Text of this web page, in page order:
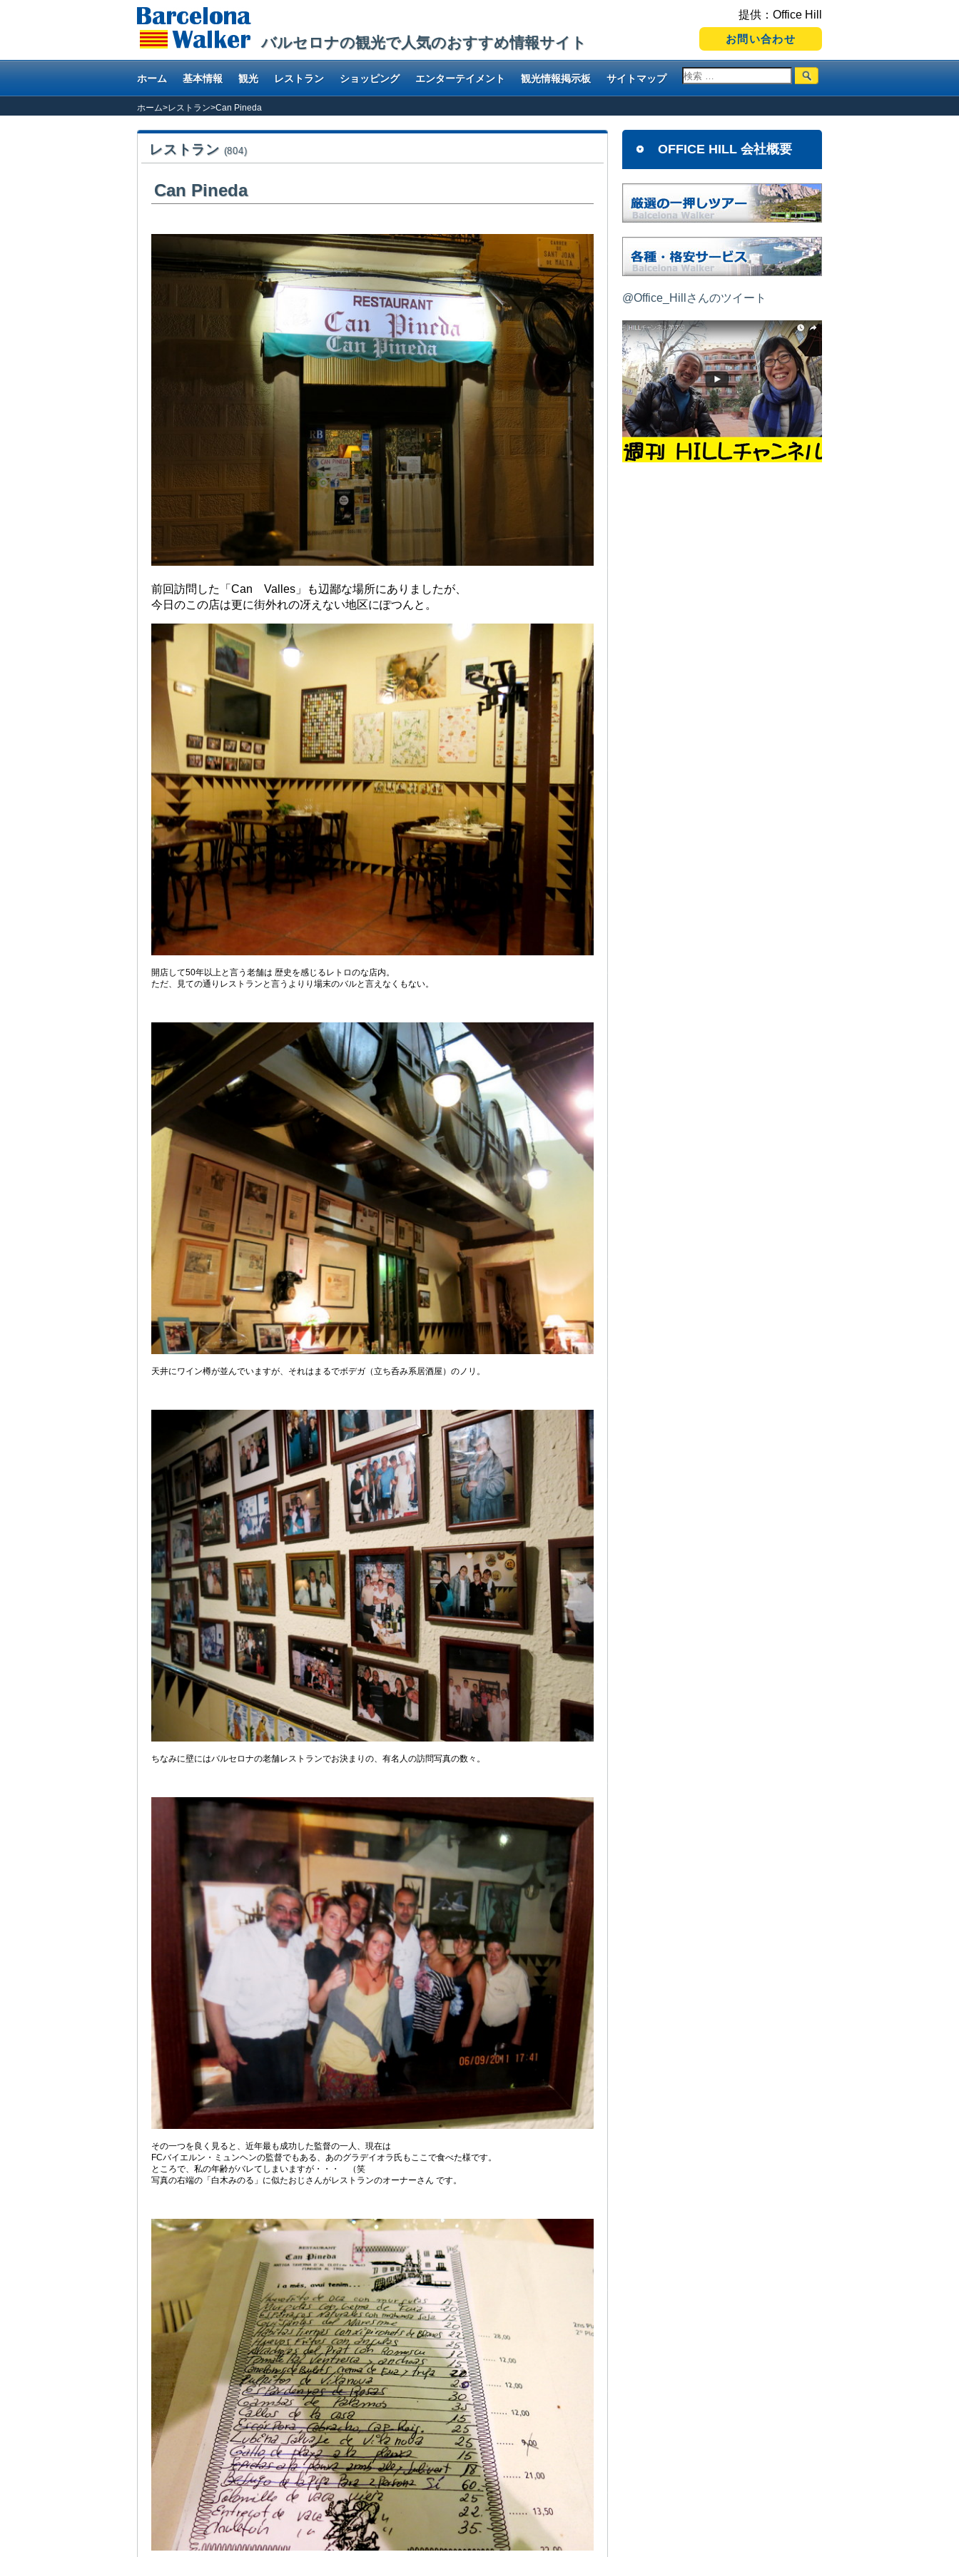
バルセロナの観光で人気のおすすめ情報サイト
提供：Office Hill
お問い合わせ
ホーム 基本情報 観光 レストラン ショッピング エンターテイメント 観光情報掲示板 サイトマップ
ホーム>レストラン>Can Pineda
レストラン (804)
Can Pineda
前回訪問した「Can Valles」も辺鄙な場所にありましたが、
今日のこの店は更に街外れの冴えない地区にぽつんと。
開店して50年以上と言う老舗は 歴史を感じるレトロのな店内。
ただ、見ての通りレストランと言うよりり場末のバルと言えなくもない。
天井にワイン樽が並んでいますが、それはまるでボデガ（立ち呑み系居酒屋）のノリ。
ちなみに壁にはバルセロナの老舗レストランでお決まりの、有名人の訪問写真の数々。
その一つを良く見ると、近年最も成功した監督の一人、現在は
FCバイエルン・ミュンヘンの監督でもある、あのグラデイオラ氏もここで食べた様です。
ところで、私の年齢がバレてしまいますが・・・ （笑
写真の右端の「白木みのる」に似たおじさんがレストランのオーナーさん です。
OFFICE HILL 会社概要
@Office_Hillさんのツイート